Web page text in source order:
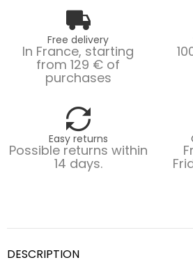
Free delivery
In France, starting
from 129 € of
purchases
Easy returns
Possible returns within
14 days.
DESCRIPTION